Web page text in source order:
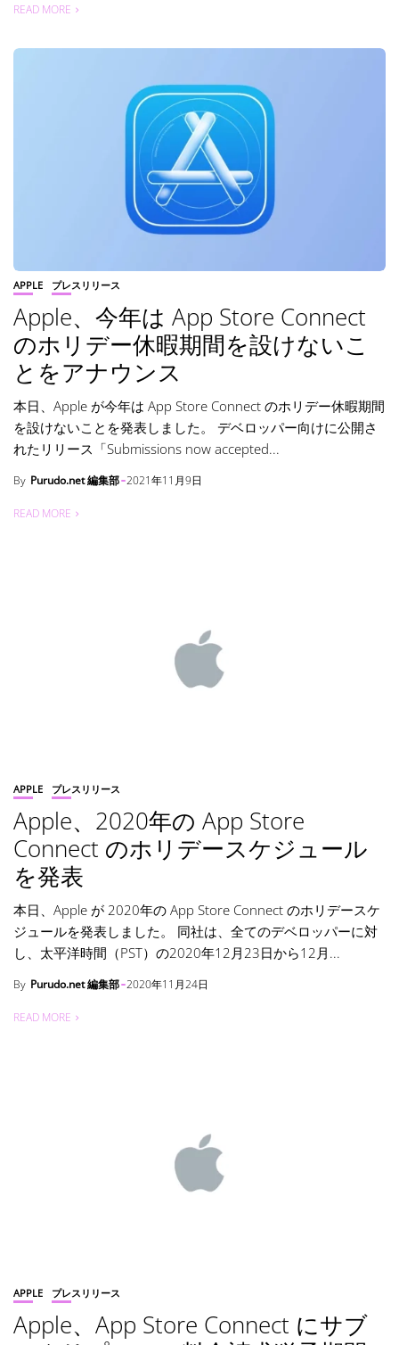
READ MORE
APPLE プレスリリース
Apple、今年は App Store Connect
のホリデー休暇期間を設けないこ
とをアナウンス
本日、Apple が今年は App Store Connect のホリデー休暇期間
を設けないことを発表しました。 デベロッパー向けに公開さ
れたリリース「Submissions now accepted...
By Purudo.net 編集部 2021年11月9日
READ MORE
APPLE プレスリリース
Apple、2020年の App Store
Connect のホリデースケジュール
を発表
本日、Apple が 2020年の App Store Connect のホリデースケ
ジュールを発表しました。 同社は、全てのデベロッパーに対
し、太平洋時間（PST）の2020年12月23日から12月...
By Purudo.net 編集部 2020年11月24日
READ MORE
APPLE プレスリリース
Apple、App Store Connect にサブ